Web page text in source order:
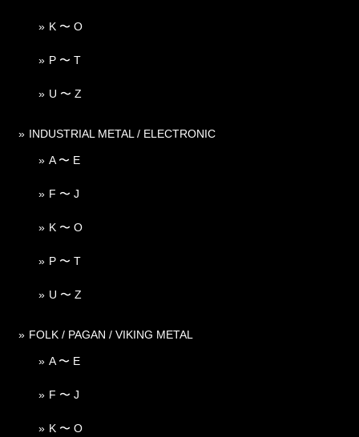
K 〜 O
P 〜 T
U 〜 Z
INDUSTRIAL METAL / ELECTRONIC
A 〜 E
F 〜 J
K 〜 O
P 〜 T
U 〜 Z
FOLK / PAGAN / VIKING METAL
A 〜 E
F 〜 J
K 〜 O